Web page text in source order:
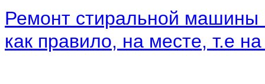
Ремонт стиральной машины
как правило, на месте, т.е